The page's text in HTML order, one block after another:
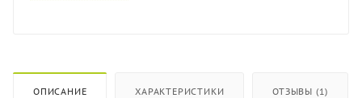
ОПИСАНИЕ ХАРАКТЕРИСТИКИ ОТЗЫВЫ (1)